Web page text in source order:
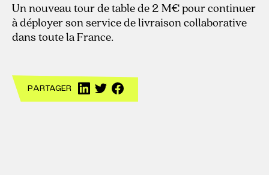
Un nouveau tour de table de 2 M€ pour continuer
à déployer son service de livraison collaborative
dans toute la France.
PARTAGER